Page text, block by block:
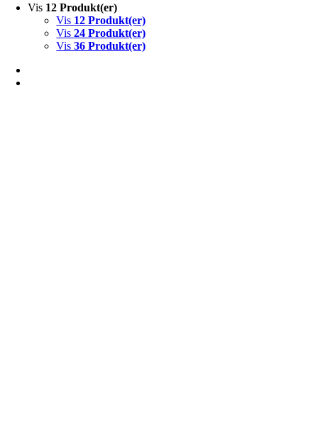
Vis 12 Produkt(er)
Vis 12 Produkt(er)
Vis24 Produkt(er)
Vis36 Produkt(er)